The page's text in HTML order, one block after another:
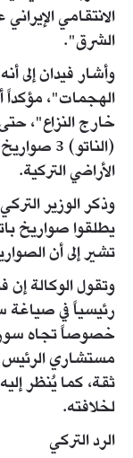
الانتقامي
الشرق".
وأشار فيدان إلى
الهجمات"، مؤكداً
خارج النزاع"،
(الناتو)
الأراضي التركية.
وذكر الوزير
يطلقوا صواريخ
تشير إلى أن
رئيسياً في صياغة
خصوصاً تجاه
مستشاري
ثقة، كما يُنظر
لخلافته.
الرد التركي